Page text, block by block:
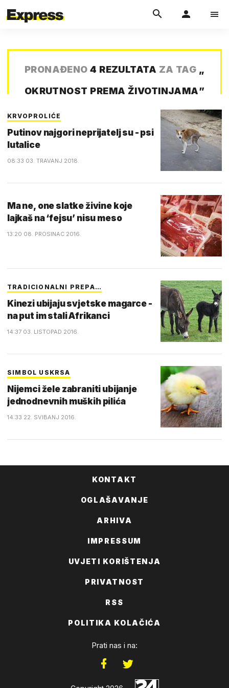
PRONAĐENO 4 REZULTATA ZA TAG „
OKRUTNOST PREMA ŽIVOTINJAMA”
KRVOPROLIĆE
Putinov najgori neprijatelj su - psi
lutalice
08:33 03. TRAVANJ 2018.
Ma ne, one slatke živine koje
lajkaš na ‘fejsu’ nisu meso
13:20 08. PROSINAC 2016.
TRADICIONALNI PREPA…
Kinezi ubijaju svjetske magarce -
na put im stali Afrikanci
14:37 03. LISTOPAD 2016.
SIMBOL USKRSA
Nijemci žele zabraniti ubijanje
jednodnevnih muških pilića
14:33 22. SVIBANJ 2016.
KONTAKT
OGLAŠAVANJE
ARHIVA
IMPRESSUM
UVJETI KORIŠTENJA
PRIVATNOST
RSS
POLITIKA KOLAČIĆA
Prati nas i na: